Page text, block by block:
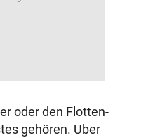
oder den Flotten-
gehören. Uber